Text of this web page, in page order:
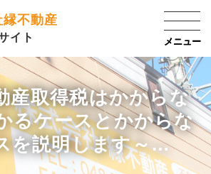
縁不動産
イト
産取得税はかからな
るケースとかからな
を説明します～…